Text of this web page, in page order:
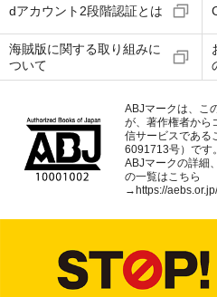
dアカウント2段階認証とは
海賊版に関する取り組みに
ついて
ABJマークは、こ
が、著作権者から
信サービスである
6091713号）です。
ABJマークの詳細
の一覧はこちら
→https://